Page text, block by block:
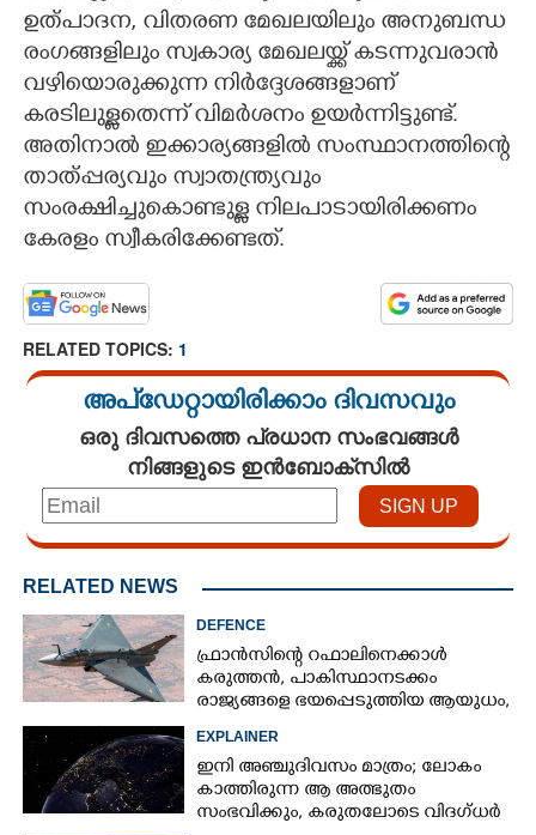
ഉത്പാദന, വിതരണ മേഖലയിലും അനുബന്ധ
രംഗങ്ങളിലും സ്വകാര്യ മേഖലയ്ക്ക് കടന്നുവരാൻ
വഴിയൊരുക്കുന്ന നിർദ്ദേശങ്ങളാണ്
കരടിലുള്ളതെന്ന് വിമർശനം ഉയർന്നിട്ടുണ്ട്.
അതിനാൽ ഇക്കാര്യങ്ങളിൽ സംസ്ഥാനത്തിന്റെ
താത്പ്പര്യവും സ്വാതന്ത്ര്യവും
സംരക്ഷിച്ചുകൊണ്ടുള്ള നിലപാടായിരിക്കണം
കേരളം സ്വീകരിക്കേണ്ടത്.
RELATED TOPICS: 1
അപ്ഡേറ്റായിരിക്കാം ദിവസവും
ഒരു ദിവസത്തെ പ്രധാന സംഭവങ്ങൾ
നിങ്ങളുടെ ഇൻബോക്സിൽ
RELATED NEWS
DEFENCE
ഫ്രാൻസിന്റെ റഫാലിനെക്കാൾ
കരുത്തൻ,​ പാകിസ്ഥാനടക്കം
രാജ്യങ്ങളെ ഭയപ്പെടുത്തിയ ആയുധം,​
ഇന്ത്യ നിർമ്മിച്ച എണ്ണം 100ലേക്ക്
EXPLAINER
ഇനി അഞ്ചുദിവസം മാത്രം; ലോകം
കാത്തിരുന്ന ആ അത്ഭുതം
സംഭവിക്കും, കരുതലോടെ വിദഗ്ധർ